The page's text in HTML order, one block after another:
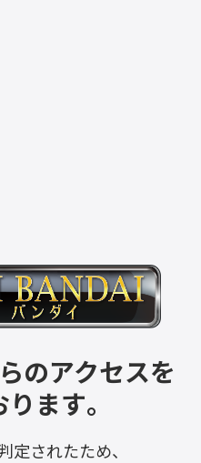
のアクセスを
ます。
定されたため、